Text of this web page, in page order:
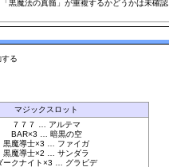
黒魔法の真髄」が重複するかどうかは未確認
る
マジックスロット
７７７ … アルテマ
BAR×3 … 暗黒の空
黒魔導士×3 … ファイガ
黒魔導士×2 … サンダラ
ークナイト×3 … グラビデ